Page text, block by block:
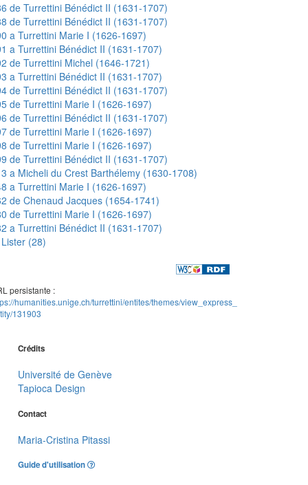
de Turrettini Bénédict II (1631-1707)
de Turrettini Bénédict II (1631-1707)
a Turrettini Marie I (1626-1697)
a Turrettini Bénédict II (1631-1707)
de Turrettini Michel (1646-1721)
a Turrettini Bénédict II (1631-1707)
de Turrettini Bénédict II (1631-1707)
de Turrettini Marie I (1626-1697)
de Turrettini Bénédict II (1631-1707)
de Turrettini Marie I (1626-1697)
de Turrettini Marie I (1626-1697)
de Turrettini Bénédict II (1631-1707)
a Micheli du Crest Barthélemy (1630-1708)
a Turrettini Marie I (1626-1697)
de Chenaud Jacques (1654-1741)
de Turrettini Marie I (1626-1697)
a Turrettini Bénédict II (1631-1707)
(28)
persistante :
humanities.unige.ch/turrettini/entites/themes/view_express_
131903
Crédits
Université de Genève
Tapioca Design
Contact
Maria-Cristina Pitassi
Guide d'utilisation